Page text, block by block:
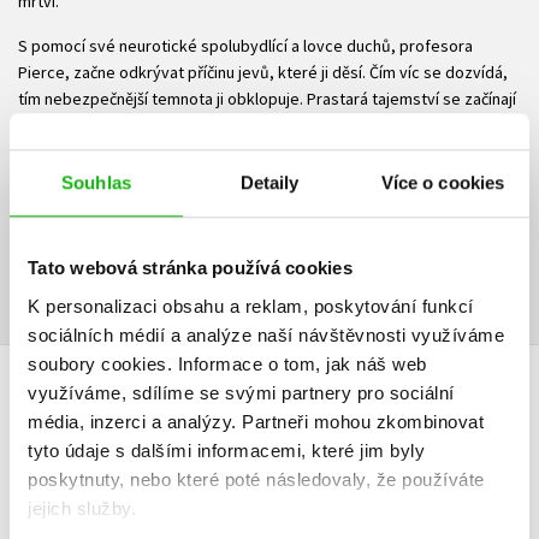
Souhlas Detaily Více o cookies
Tato webová stránka používá cookies
K personalizaci obsahu a reklam, poskytování funkcí
sociálních médií a analýze naší návštěvnosti využíváme
soubory cookies. Informace o tom, jak náš web
využíváme, sdílíme se svými partnery pro sociální
média, inzerci a analýzy. Partneři mohou zkombinovat
tyto údaje s dalšími informacemi, které jim byly
poskytnuty, nebo které poté následovaly, že používáte
jejich služby.
S pomocí své neurotické spolubydlící a lovce duchů, profesora
Pierce, začne odkrývat příčinu jevů, které ji děsí. Čím víc se dozvídá,
tím nebezpečnější temnota ji obklopuje. Prastará tajemství se začínají
s mrtvými jsou jen začátek…
PDF Ukázka.pdf
HODNOCENÍ ČTENÁŘŮ
V současné době nejsou vytvořena žádná uživatelská hodnocení.
Vaše hodnocení